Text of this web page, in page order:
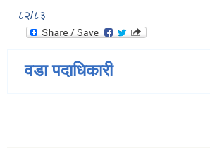
८२/८३
वडा पदाधिकारी